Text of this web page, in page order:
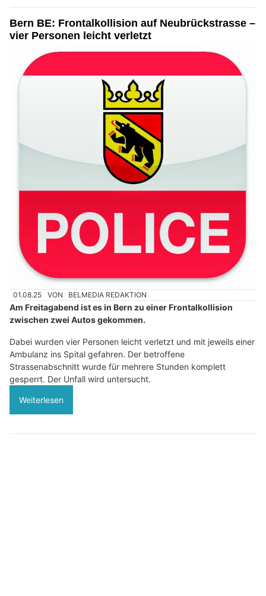
Bern BE: Frontalkollision auf Neubrückstrasse –
vier Personen leicht verletzt
01.08.25 VON BELMEDIA REDAKTION
Am Freitagabend ist es in Bern zu einer Frontalkollision
zwischen zwei Autos gekommen.
Dabei wurden vier Personen leicht verletzt und mit jeweils einer
Ambulanz ins Spital gefahren. Der betroffene
Strassenabschnitt wurde für mehrere Stunden komplett
gesperrt. Der Unfall wird untersucht.
Weiterlesen